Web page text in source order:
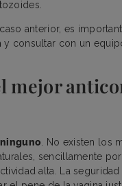
anterior, es
consultar con un
mejor
ninguno . No existen los
sencillamente
alta. La